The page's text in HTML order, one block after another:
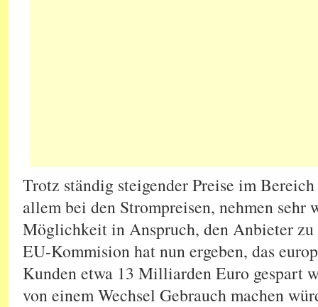
Trotz ständig steigender Preise im
allem bei den Strompreisen, nehmen sehr
Möglichkeit in Anspruch, den Anbieter zu
EU-Kommision hat nun ergeben, das
Kunden etwa 13 Milliarden Euro gespart
von einem Wechsel Gebrauch machen